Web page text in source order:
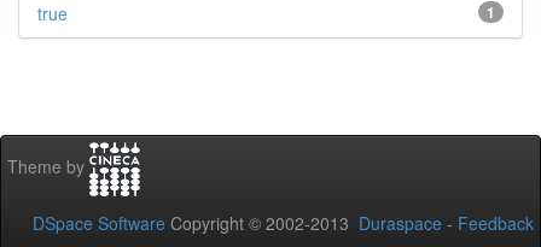
1
true
Theme by
DSpace Software Copyright © 2002-2013 Duraspace - Feedback